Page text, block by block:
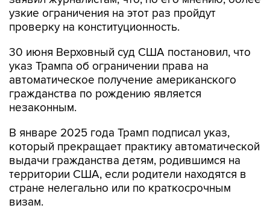
узкие ограничения на этот раз пройдут
проверку на конституционность.
30 июня Верховный суд США постановил, что
указ Трампа об ограничении права на
автоматическое получение американского
гражданства по рождению является
незаконным.
В январе 2025 года Трамп подписал указ,
который прекращает практику автоматической
выдачи гражданства детям, родившимся на
территории США, если родители находятся в
стране нелегально или по краткосрочным
визам.